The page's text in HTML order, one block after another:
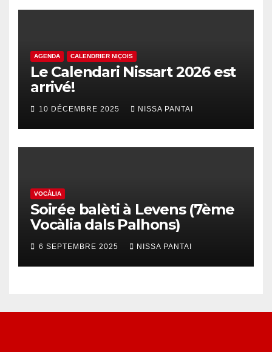
AGENDA CALENDRIER NIÇOIS
Le Calendari Nissart 2026 est
arrivé!
10 DÉCEMBRE 2025 NISSA PANTAI
VOCÀLIA
Soirée balèti à Levens (7ème
Vocàlia dals Palhons)
6 SEPTEMBRE 2025 NISSA PANTAI